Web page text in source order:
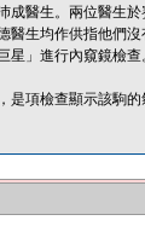
成醫生。兩位醫生
生均作供指他們
星」進行內窺鏡檢
是項檢查顯示該駒